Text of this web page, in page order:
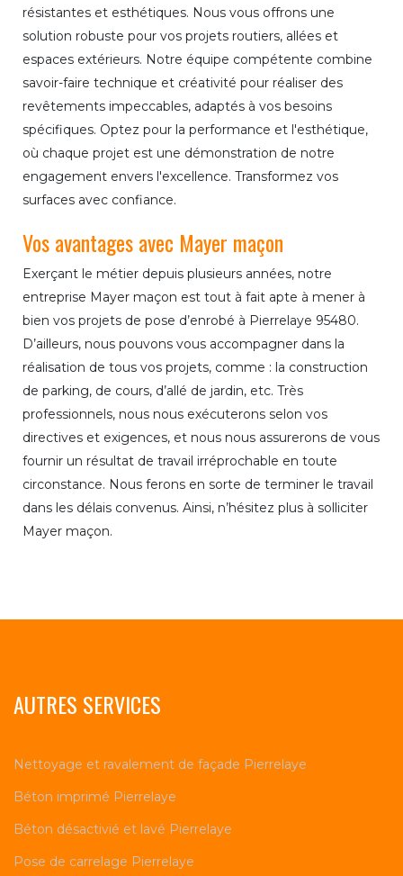
résistantes et esthétiques. Nous vous offrons une
solution robuste pour vos projets routiers, allées et
espaces extérieurs. Notre équipe compétente combine
savoir-faire technique et créativité pour réaliser des
revêtements impeccables, adaptés à vos besoins
spécifiques. Optez pour la performance et l'esthétique,
où chaque projet est une démonstration de notre
engagement envers l'excellence. Transformez vos
surfaces avec confiance.
Vos avantages avec Mayer maçon
Exerçant le métier depuis plusieurs années, notre
entreprise Mayer maçon est tout à fait apte à mener à
bien vos projets de pose d’enrobé à Pierrelaye 95480.
D’ailleurs, nous pouvons vous accompagner dans la
réalisation de tous vos projets, comme : la construction
de parking, de cours, d’allé de jardin, etc. Très
professionnels, nous nous exécuterons selon vos
directives et exigences, et nous nous assurerons de vous
fournir un résultat de travail irréprochable en toute
circonstance. Nous ferons en sorte de terminer le travail
dans les délais convenus. Ainsi, n’hésitez plus à solliciter
Mayer maçon.
AUTRES SERVICES
Nettoyage et ravalement de façade Pierrelaye
Béton imprimé Pierrelaye
Béton désactivié et lavé Pierrelaye
Pose de carrelage Pierrelaye